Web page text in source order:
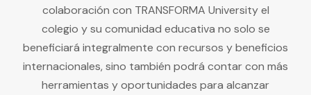
colaboración con TRANSFORMA University el
colegio y su comunidad educativa no solo se
beneficiará integralmente con recursos y beneficios
internacionales, sino también podrá contar con más
herramientas y oportunidades para alcanzar